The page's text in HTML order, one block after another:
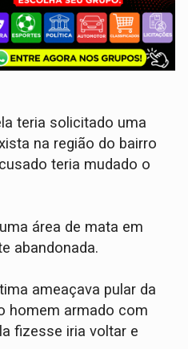
teria solicitado uma
na região do bairro
teria mudado o
área de mata em
abandonada.
ameaçava pular da
homem armado com
fizesse iria voltar e